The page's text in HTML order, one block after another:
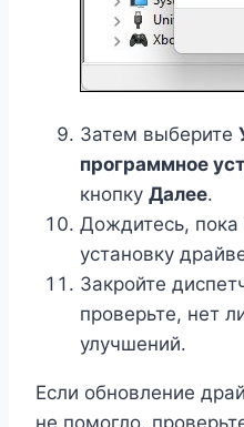
Затем выберите
программное
кнопку Далее.
Дождитесь,
установку
Закройте
проверьте, нет
улучшений.
Если обновление